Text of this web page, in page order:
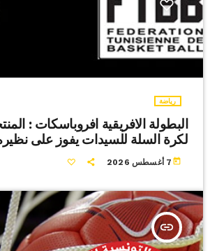
رياضة
البطولة الافريقية افروباسكات :
لكرة السلة للسيدات يفوز على نظيره السنيغالي
today 7 أغسطس 2026
insert_link